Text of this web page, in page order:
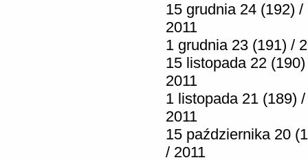
15 grudnia 24 (192) /
2011
1 grudnia 23 (191) /
15 listopada 22
2011
1 listopada 21 (189) /
2011
15 października 20
/ 2011